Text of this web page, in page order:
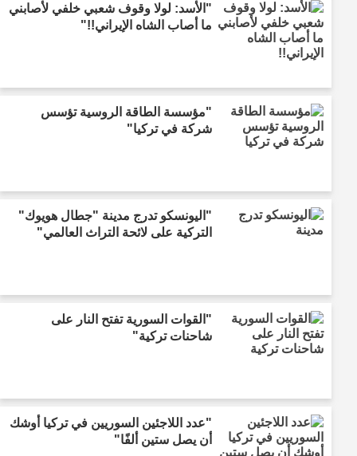
"الأسد: لولا وقوف شعبي خلفي لأصابني
ما أصاب الشاه الإيراني!!"
"مؤسسة الطاقة الروسية تؤسس
شركة في تركيا"
"اليونسكو تدرج مدينة "جطال هويوك"
التركية على لائحة التراث العالمي"
"القوات السورية تفتح النار على
شاحنات تركية"
"عدد اللاجئين السوريين في تركيا أوشك
أن يصل ستين ألفًا"